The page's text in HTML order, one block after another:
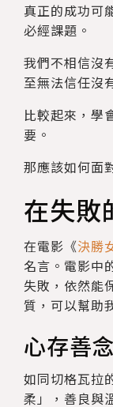
真正的成功可
必經課題。
我們不相信沒
至無法信任沒
比較起來，學
要。
那應該如何面
在失敗
在電影《決勝
名言。電影中
失敗，依然能
質，可以幫助
心存善念
如同切格瓦拉
柔」，善良與